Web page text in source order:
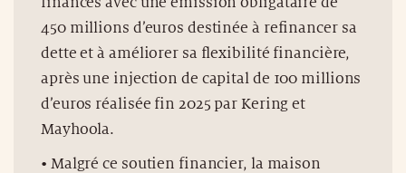
450 millions d’euros destinée à refinancer sa
dette et à améliorer sa flexibilité financière,
après une injection de capital de 100 millions
d’euros réalisée fin 2025 par Kering et
Mayhoola.
• Malgré ce soutien financier, la maison